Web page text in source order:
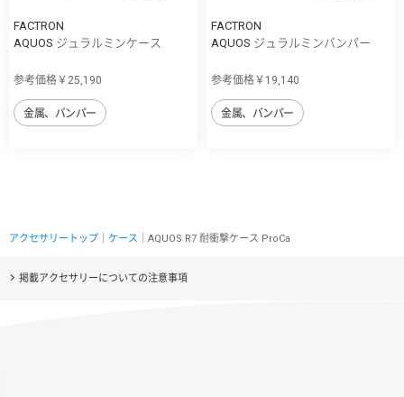
FACTRON
AQUOS ジュラルミンケース
参考価格￥25,190
金属、バンパー
FACTRON
AQUOS ジュラルミンバンパー
参考価格￥19,140
金属、バンパー
アクセサリートップ ケース ｜AQUOS R7 耐衝撃ケース ProCa
掲載アクセサリーについての注意事項